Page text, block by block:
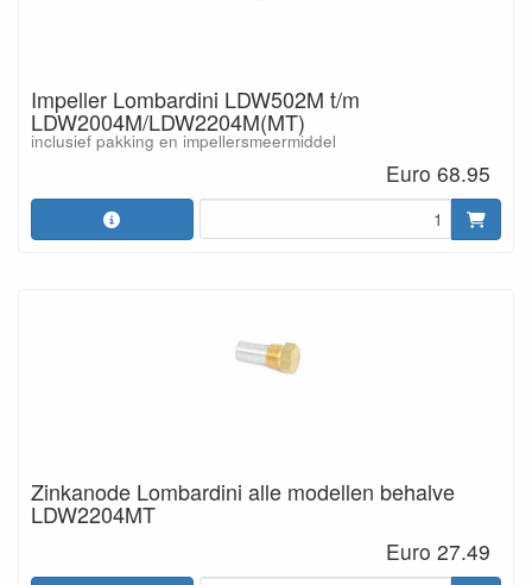
Impeller Lombardini LDW502M t/m
LDW2004M/LDW2204M(MT)
inclusief pakking en impellersmeermiddel
Euro 68.95
Zinkanode Lombardini alle modellen behalve
LDW2204MT
Euro 27.49